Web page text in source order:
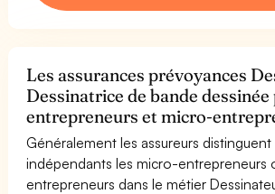
Les assurances prévoyances
Dessinatrice de bande
entrepreneurs et micro-
Généralement les assureurs distinguent
indépendants les micro-entrepreneurs
entrepreneurs dans le métier